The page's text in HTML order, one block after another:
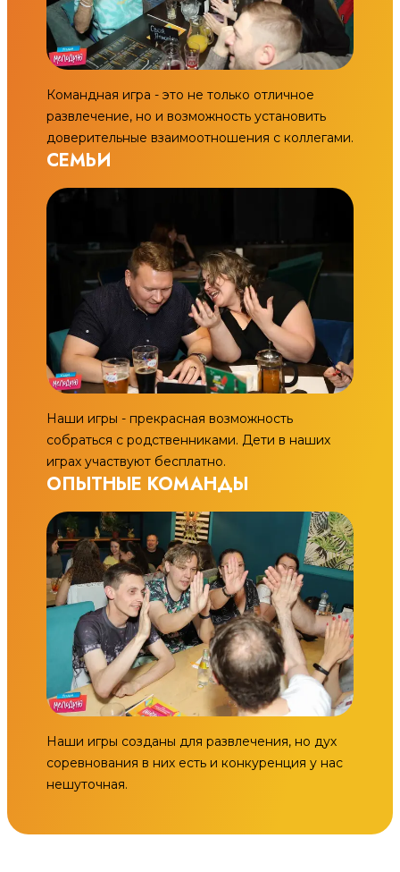
Командная игра - это не только отличное
развлечение, но и возможность установить
доверительные взаимоотношения с коллегами.
СЕМЬИ
Наши игры - прекрасная возможность
собраться с родственниками. Дети в наших
играх участвуют бесплатно.
ОПЫТНЫЕ КОМАНДЫ
Наши игры созданы для развлечения, но дух
соревнования в них есть и конкуренция у нас
нешуточная.